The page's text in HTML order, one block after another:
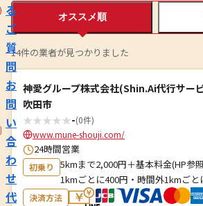
る
ご
質
問
お
問
い
合
わ
せ
代
オススメ順
14件の業者が見つかりました
神愛グループ株式会社(Shin.Ai代行サー
吹田市
★★★★★-(0件)
www.mune-shouji.com/
24時間営業
初乗り
5kmまで2,000円＋基本料金(HP参
1kmごとに400円・時間外1kmごと
決済方法